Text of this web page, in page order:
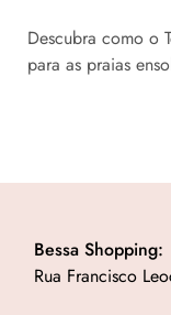
Descubra como o
para as praias
Bessa Shopping:
Rua Francisco